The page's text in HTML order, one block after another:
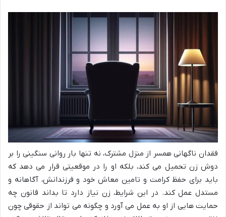
فقدان ناگهانی همسر از منزل مشترک، نه تنها بار روانی سنگینی را بر
دوش زن تحمیل می کند، بلکه او را در موقعیتی قرار می دهد که
باید برای حفظ کرامت و تامین معاش خود و فرزندانش، آگاهانه و
مستدل عمل کند. در این شرایط، زن نیاز دارد تا بداند قانون چه
حمایت هایی از او به عمل می آورد و چگونه می تواند از حقوقی چون